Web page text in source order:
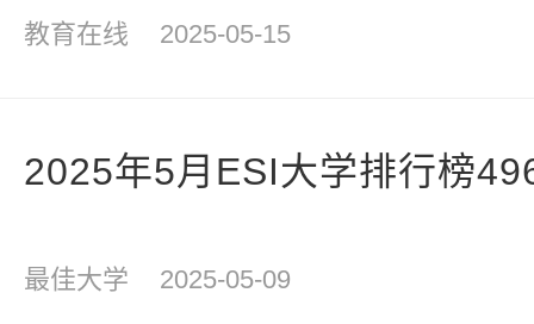
教育在线 2025-05-15
2025年5月ESI大学排行榜
最佳大学 2025-05-09